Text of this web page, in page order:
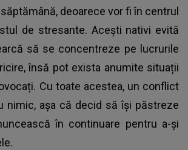
deoarece vor fi în centrul
de stresante. Acești nativi evită
să se concentreze pe lucrurile
însă pot exista anumite situații
Cu toate acestea, un conflict
nimic, așa că decid să își păstreze
în continuare pentru a-și